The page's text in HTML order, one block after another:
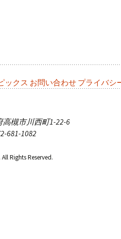
ックス お問い合わせ プライバシ
槻市川西町1-22-6
681-1082
Rights Reserved.